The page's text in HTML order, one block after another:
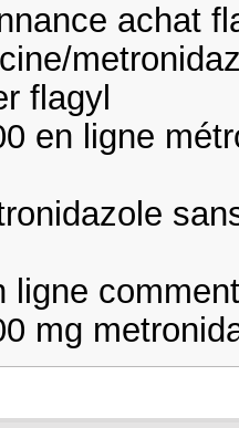
achat
flagyl
en ligne
ligne
mg